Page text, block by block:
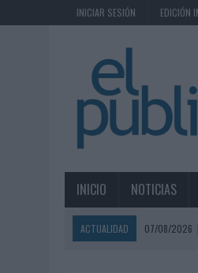
INICIAR SESIÓN EDICIÓN
INICIO NOTICIAS
ACTUALIDAD 07/08/2026